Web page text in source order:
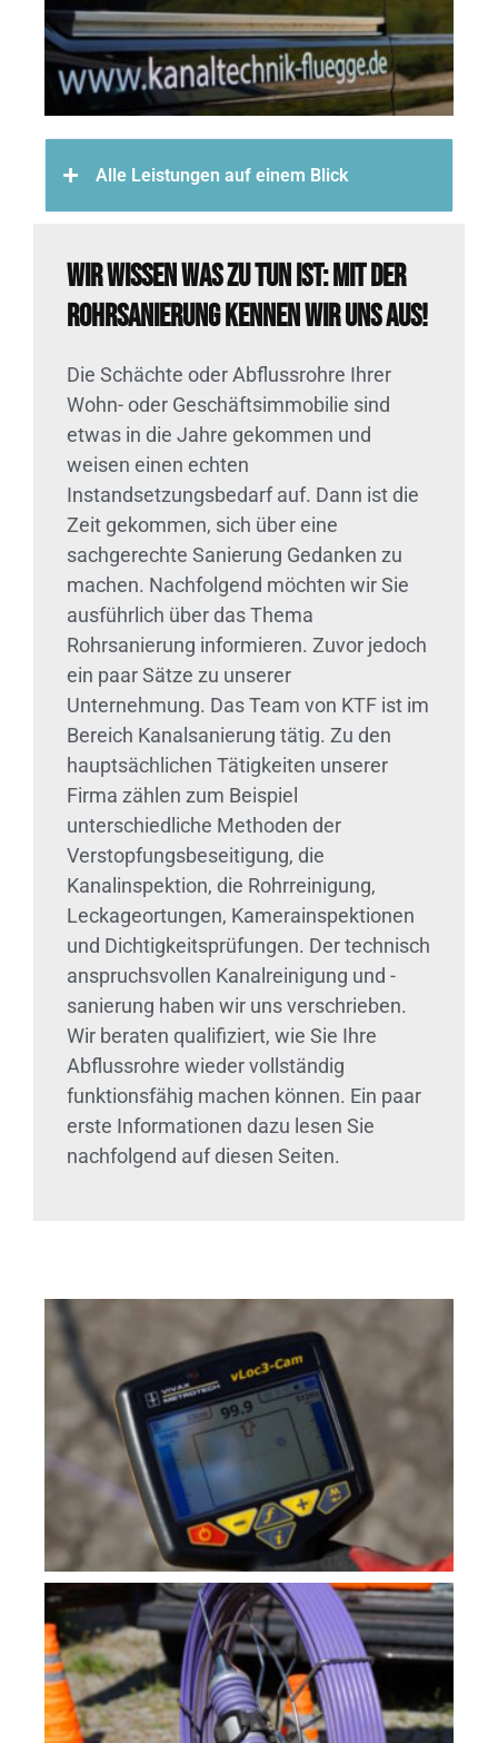
Alle Leistungen auf einem Blick
Wir wissen was zu tun ist: Mit der
Rohrsanierung kennen wir uns aus!
Die Schächte oder Abflussrohre Ihrer
Wohn- oder Geschäftsimmobilie sind
etwas in die Jahre gekommen und
weisen einen echten
Instandsetzungsbedarf auf. Dann ist die
Zeit gekommen, sich über eine
sachgerechte Sanierung Gedanken zu
machen. Nachfolgend möchten wir Sie
ausführlich über das Thema
Rohrsanierung informieren. Zuvor jedoch
ein paar Sätze zu unserer
Unternehmung. Das Team von KTF ist im
Bereich Kanalsanierung tätig. Zu den
hauptsächlichen Tätigkeiten unserer
Firma zählen zum Beispiel
unterschiedliche Methoden der
Verstopfungsbeseitigung, die
Kanalinspektion, die Rohrreinigung,
Leckageortungen, Kamerainspektionen
und Dichtigkeitsprüfungen. Der technisch
anspruchsvollen Kanalreinigung und -
sanierung haben wir uns verschrieben.
Wir beraten qualifiziert, wie Sie Ihre
Abflussrohre wieder vollständig
funktionsfähig machen können. Ein paar
erste Informationen dazu lesen Sie
nachfolgend auf diesen Seiten.